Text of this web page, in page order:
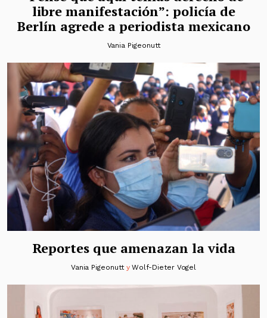
libre manifestación”: policía de
Berlín agrede a periodista mexicano
Vania Pigeonutt
Reportes que amenazan la vida
Vania PigeonuttyWolf-Dieter Vogel